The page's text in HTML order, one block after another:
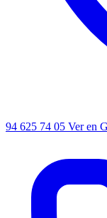
94 625 74 05 Ver en